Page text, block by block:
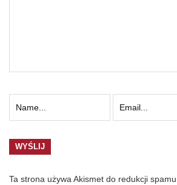
Ta strona używa Akismet do redukcji spamu.